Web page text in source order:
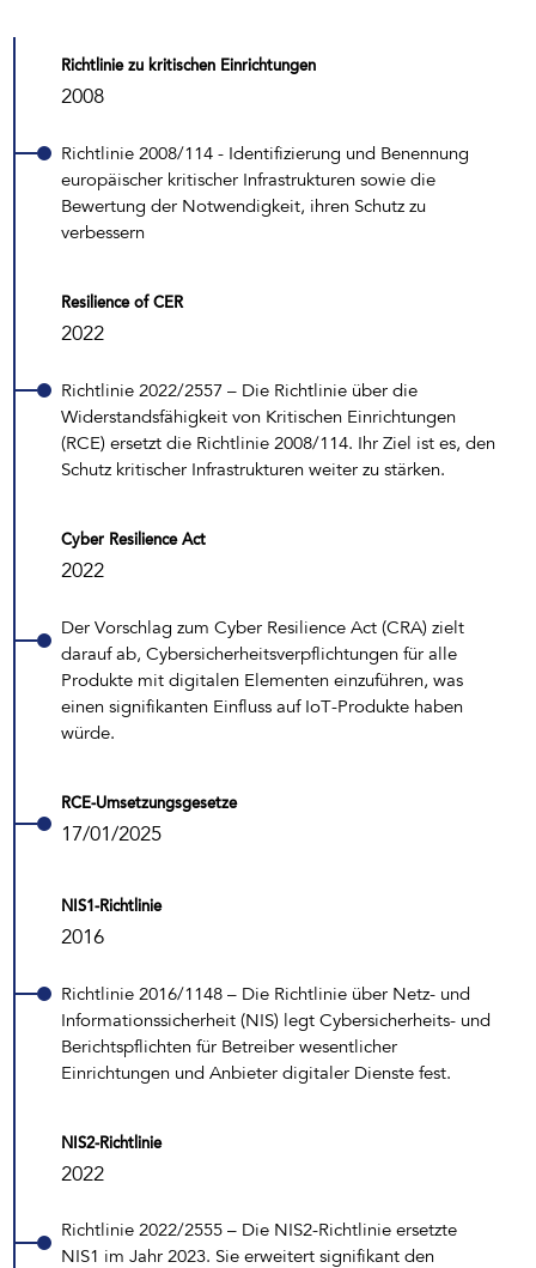
Richtlinie zu kritischen Einrichtungen
2008
Richtlinie 2008/114 - Identifizierung und Benennung
europäischer kritischer Infrastrukturen sowie die
Bewertung der Notwendigkeit, ihren Schutz zu
verbessern
Resilience of CER
2022
Richtlinie 2022/2557 – Die Richtlinie über die
Widerstandsfähigkeit von Kritischen Einrichtungen
(RCE) ersetzt die Richtlinie 2008/114. Ihr Ziel ist es, den
Schutz kritischer Infrastrukturen weiter zu stärken.
Cyber Resilience Act
2022
Der Vorschlag zum Cyber Resilience Act (CRA) zielt
darauf ab, Cybersicherheitsverpflichtungen für alle
Produkte mit digitalen Elementen einzuführen, was
einen signifikanten Einfluss auf IoT-Produkte haben
würde.
RCE-Umsetzungsgesetze
17/01/2025
NIS1-Richtlinie
2016
Richtlinie 2016/1148 – Die Richtlinie über Netz- und
Informationssicherheit (NIS) legt Cybersicherheits- und
Berichtspflichten für Betreiber wesentlicher
Einrichtungen und Anbieter digitaler Dienste fest.
NIS2-Richtlinie
2022
Richtlinie 2022/2555 – Die NIS2-Richtlinie ersetzte
NIS1 im Jahr 2023. Sie erweitert signifikant den